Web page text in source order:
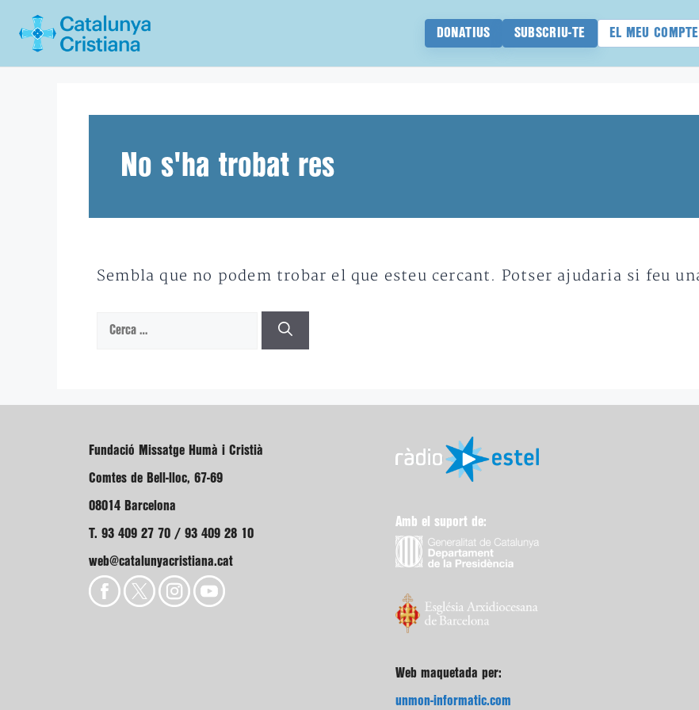
DONATIUS SUBSCRIU-TE EL MEU COMPTE
No s'ha trobat res
Sembla que no podem trobar el que esteu cercant. Potser ajudaria si feu
Cerca:
Fundació Missatge Humà i Cristià
Comtes de Bell-lloc, 67-69
08014 Barcelona
T. 93 409 27 70 / 93 409 28 10
web@catalunyacristiana.cat
Amb el suport de:
Web maquetada per:
unmon-informatic.com